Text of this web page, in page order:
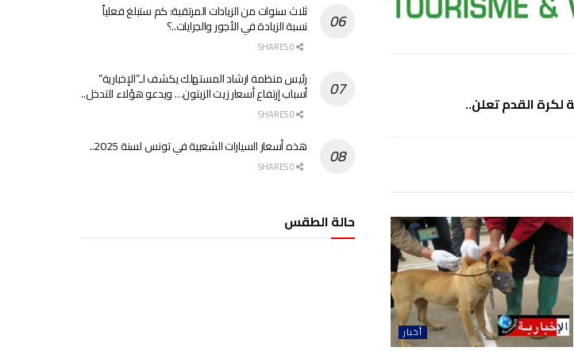
لكرة القدم تعلن..
أخبار
ثلاث سنوات من الزيادات المرتقبة: كم ستبلغ فعلياً
نسبة الزيادة في الأجور والجرايات..؟
رئيس منظمة ارشاد المستهلك يكشف لـ”الإخبارية”
أسباب إرتفاع أسعار زيت الزيتون… ويدعو هؤلاء للتدخل..
هذه أسعار السيارات الشعبية في تونس لسنة 2025..
حالة الطقس